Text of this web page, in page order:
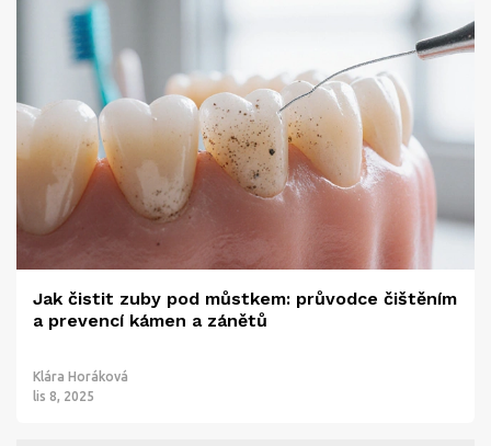
Jak čistit zuby pod můstkem: průvodce čištěním
a prevencí kámen a zánětů
Klára Horáková
lis 8, 2025